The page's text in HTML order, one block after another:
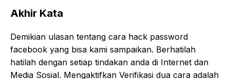
Akhir Kata
Demikian ulasan tentang cara hack password
facebook yang bisa kami sampaikan. Berhatilah
hatilah dengan setiap tindakan anda di Internet dan
Media Sosial. Mengaktifkan Verifikasi dua cara adalah